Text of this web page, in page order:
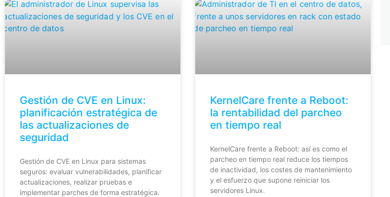
Gestión de CVE en Linux:
planificación estratégica de
las actualizaciones de
seguridad
Gestión de CVE en Linux para sistemas
seguros: evaluar vulnerabilidades, planificar
actualizaciones, realizar pruebas e
implementar parches de forma estratégica.
KernelCare frente a Reboot:
la rentabilidad del parcheo
en tiempo real
KernelCare frente a Reboot: así es como el
parcheo en tiempo real reduce los tiempos
de inactividad, los costes de mantenimiento
y el esfuerzo que supone reiniciar los
servidores Linux.